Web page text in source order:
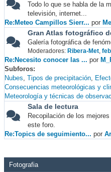
Todo lo que se habla de la
televisión, internet...
Re:Meteo Campillos Sierr... por
Gran Atlas fotográfico
Galería fotográfica de
Moderadores: Ribera-Met,
Re:Necesito conocer las ... por
Subforos
Nubes Tipos de precipitación
Consecuencias meteorológicas y
Meteorología y técnicas de
Sala de lectura
Recopilación de los
este foro.
Re:Topics de seguimiento... por
Fotografia